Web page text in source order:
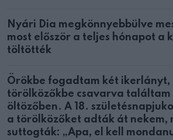
Nyári Dia megkönnyebbülve
most először a teljes hónapot a
töltötték
Örökbe fogadtam két ikerlányt,
törölközőkbe csavarva
öltözőben. A 18.
a törölközőket adták át nekem,
suttogták: „Apa, el kell